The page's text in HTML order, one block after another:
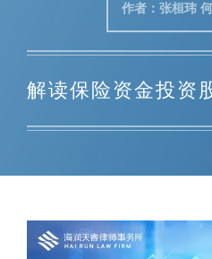
作者：张桓玮
解读保险资金投资